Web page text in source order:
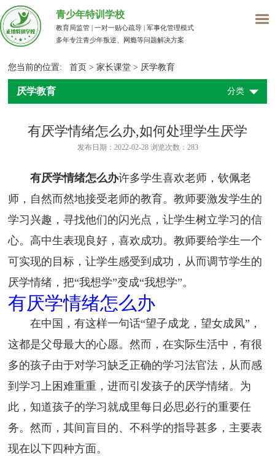
青少年特训学校
教育局监管 | 一对一贴心疏导 | 军事化管理模式
多年专注青少年叛逆、网瘾等问题解决方案
您当前的位置:首页 >家长课堂 > 厌学教育
厌学教育 分类
有厌学情绪怎么办,如何处理学生厌学
发布日期：2022-02-28 浏览次数： 283
有厌学情绪怎么办许多学生喜欢老师，钦佩老
师，自然而然地接受老师的教育。教师要激发学生的
学习兴趣，寻找他们的闪光点，让学生树立学习的信
心。高中生表现良好，喜欢成功。教师要给学生一个
可实现的目标，让学生感受到成功，从而调节学生的
厌学情绪，把“我想学”变成“我想学”。
有厌学情绪怎么办
在中国，有这样一句话“望子成龙，望女成凤”，
这都是父母最大的心愿。然而，在实际生活中，有很
多的孩子由于对学习缺乏正确的学习法官法，从而感
到学习上困难重重，进而引发孩子的厌学情绪。为
此，知道孩子的学习就成里每日必思必行的重要任
务。然而，其间盲目的、不科学的指导甚多，主要表
现在以下四种方面。